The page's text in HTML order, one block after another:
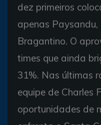
dez primeiros
apenas Paysandu,
Bragantino. O
times que ainda
31%. Nas últimas
equipe de Charles
oportunidades de